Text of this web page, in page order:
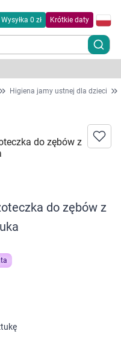
Wysyłka 0 zł Krótkie daty
Higiena jamy ustnej dla dzieci
do zębów z